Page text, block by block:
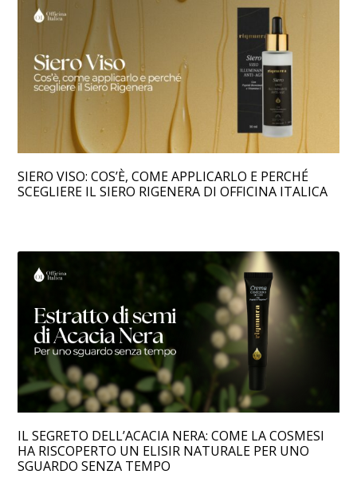
SIERO VISO: COS’È, COME APPLICARLO E PERCHÉ
SCEGLIERE IL SIERO RIGENERA DI OFFICINA ITALICA
IL SEGRETO DELL’ACACIA NERA: COME LA COSMESI
HA RISCOPERTO UN ELISIR NATURALE PER UNO
SGUARDO SENZA TEMPO